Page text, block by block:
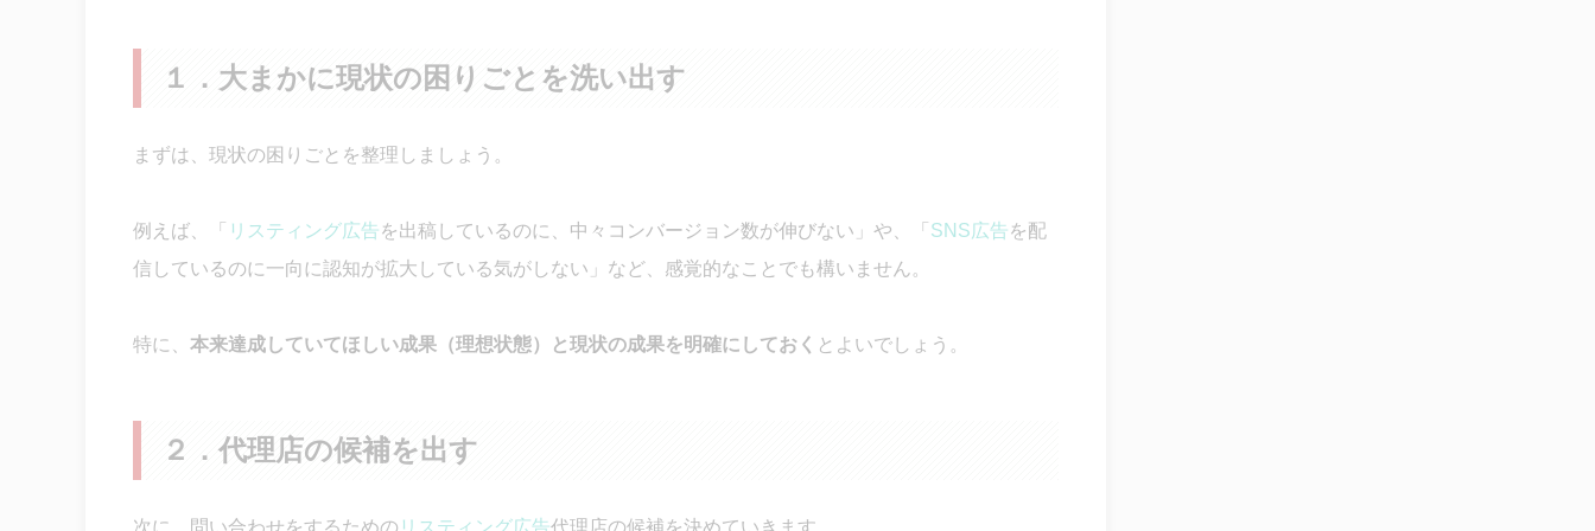
１．大まかに現状の困りごとを洗い出す
まずは、現状の困りごとを整理しましょう。
例えば、「 リスティング広告を出稿しているのに、中々コンバージョン数が伸びない」や、「 SNS広告を配
信しているのに一向に認知が拡大している気がしない」など、感覚的なことでも構いません。
特に、 本来達成していてほしい成果（理想状態）と現状の成果を明確にしておく とよいでしょう。
２．代理店の候補を出す